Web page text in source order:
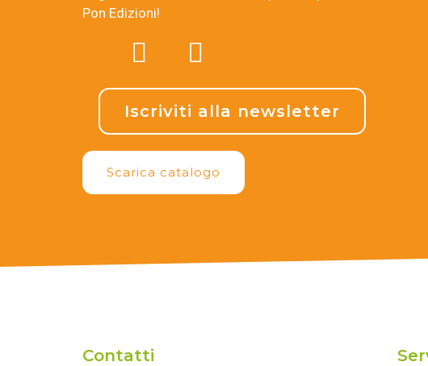
Pon Edizioni!
Iscriviti alla newsletter
Scarica catalogo
Contatti